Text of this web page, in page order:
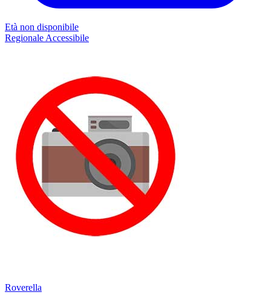
Età non disponibile
Regionale Accessibile
Roverella